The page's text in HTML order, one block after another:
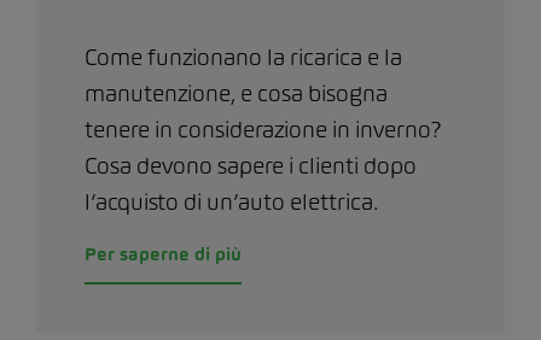
Come funzionano la ricarica e la
manutenzione, e cosa bisogna
tenere in considerazione in inverno?
Cosa devono sapere i clienti dopo
l’acquisto di un’auto elettrica.
Per saperne di più